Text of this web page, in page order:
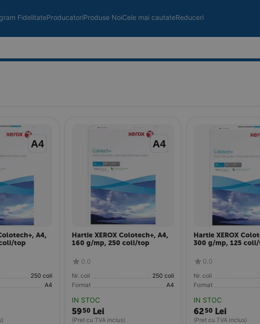
FidelitateProducatoriProduse NoiCele mai cautateReduceri
A4,
top
250 coli
A4
Hartie XEROX Colotech+, A4,
160 g/mp, 250 coli/top
0.0
Nr. coli
250 coli
Format
A4
IN STOC
5950 Lei
(Pret cu TVA inclus)
Hartie XEROX
300 g/mp, 125
0.0
Nr. coli
Format
IN STOC
6250 Lei
(Pret cu TVA inclus)